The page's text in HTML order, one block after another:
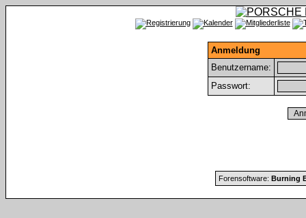
Anmeldung
Benutzername:
Passwort:
Forensoftware: Burning